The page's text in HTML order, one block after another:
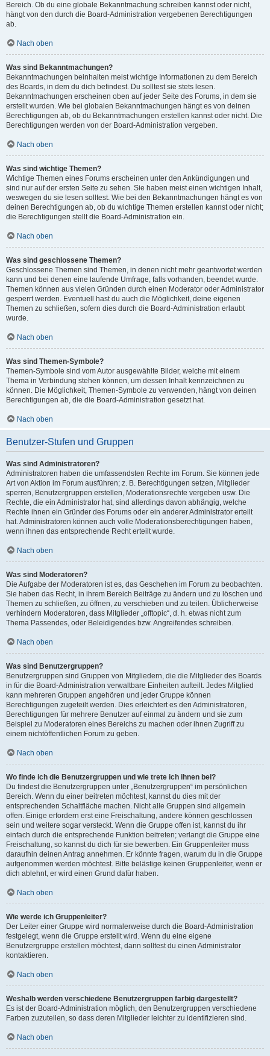
Bereich. Ob du eine globale Bekanntmachung schreiben kannst oder nicht,
hängt von den durch die Board-Administration vergebenen Berechtigungen
ab.
Nach oben
Was sind Bekanntmachungen?
Bekanntmachungen beinhalten meist wichtige Informationen zu dem Bereich
des Boards, in dem du dich befindest. Du solltest sie stets lesen.
Bekanntmachungen erscheinen oben auf jeder Seite des Forums, in dem sie
erstellt wurden. Wie bei globalen Bekanntmachungen hängt es von deinen
Berechtigungen ab, ob du Bekanntmachungen erstellen kannst oder nicht. Die
Berechtigungen werden von der Board-Administration vergeben.
Nach oben
Was sind wichtige Themen?
Wichtige Themen eines Forums erscheinen unter den Ankündigungen und
sind nur auf der ersten Seite zu sehen. Sie haben meist einen wichtigen Inhalt,
weswegen du sie lesen solltest. Wie bei den Bekanntmachungen hängt es von
deinen Berechtigungen ab, ob du wichtige Themen erstellen kannst oder nicht;
die Berechtigungen stellt die Board-Administration ein.
Nach oben
Was sind geschlossene Themen?
Geschlossene Themen sind Themen, in denen nicht mehr geantwortet werden
kann und bei denen eine laufende Umfrage, falls vorhanden, beendet wurde.
Themen können aus vielen Gründen durch einen Moderator oder Administrator
gesperrt werden. Eventuell hast du auch die Möglichkeit, deine eigenen
Themen zu schließen, sofern dies durch die Board-Administration erlaubt
wurde.
Nach oben
Was sind Themen-Symbole?
Themen-Symbole sind vom Autor ausgewählte Bilder, welche mit einem
Thema in Verbindung stehen können, um dessen Inhalt kennzeichnen zu
können. Die Möglichkeit, Themen-Symbole zu verwenden, hängt von deinen
Berechtigungen ab, die die Board-Administration gesetzt hat.
Nach oben
Benutzer-Stufen und Gruppen
Was sind Administratoren?
Administratoren haben die umfassendsten Rechte im Forum. Sie können jede
Art von Aktion im Forum ausführen; z. B. Berechtigungen setzen, Mitglieder
sperren, Benutzergruppen erstellen, Moderationsrechte vergeben usw. Die
Rechte, die ein Administrator hat, sind allerdings davon abhängig, welche
Rechte ihnen ein Gründer des Forums oder ein anderer Administrator erteilt
hat. Administratoren können auch volle Moderationsberechtigungen haben,
wenn ihnen das entsprechende Recht erteilt wurde.
Nach oben
Was sind Moderatoren?
Die Aufgabe der Moderatoren ist es, das Geschehen im Forum zu beobachten.
Sie haben das Recht, in ihrem Bereich Beiträge zu ändern und zu löschen und
Themen zu schließen, zu öffnen, zu verschieben und zu teilen. Üblicherweise
verhindern Moderatoren, dass Mitglieder „offtopic“, d. h. etwas nicht zum
Thema Passendes, oder Beleidigendes bzw. Angreifendes schreiben.
Nach oben
Was sind Benutzergruppen?
Benutzergruppen sind Gruppen von Mitgliedern, die die Mitglieder des Boards
in für die Board-Administration verwaltbare Einheiten aufteilt. Jedes Mitglied
kann mehreren Gruppen angehören und jeder Gruppe können
Berechtigungen zugeteilt werden. Dies erleichtert es den Administratoren,
Berechtigungen für mehrere Benutzer auf einmal zu ändern und sie zum
Beispiel zu Moderatoren eines Bereichs zu machen oder ihnen Zugriff zu
einem nichtöffentlichen Forum zu geben.
Nach oben
Wo finde ich die Benutzergruppen und wie trete ich ihnen bei?
Du findest die Benutzergruppen unter „Benutzergruppen“ im persönlichen
Bereich. Wenn du einer beitreten möchtest, kannst du dies mit der
entsprechenden Schaltfläche machen. Nicht alle Gruppen sind allgemein
offen. Einige erfordern erst eine Freischaltung, andere können geschlossen
sein und weitere sogar versteckt. Wenn die Gruppe offen ist, kannst du ihr
einfach durch die entsprechende Funktion beitreten; verlangt die Gruppe eine
Freischaltung, so kannst du dich für sie bewerben. Ein Gruppenleiter muss
daraufhin deinen Antrag annehmen. Er könnte fragen, warum du in die Gruppe
aufgenommen werden möchtest. Bitte belästige keinen Gruppenleiter, wenn er
dich ablehnt, er wird einen Grund dafür haben.
Nach oben
Wie werde ich Gruppenleiter?
Der Leiter einer Gruppe wird normalerweise durch die Board-Administration
festgelegt, wenn die Gruppe erstellt wird. Wenn du eine eigene
Benutzergruppe erstellen möchtest, dann solltest du einen Administrator
kontaktieren.
Nach oben
Weshalb werden verschiedene Benutzergruppen farbig dargestellt?
Es ist der Board-Administration möglich, den Benutzergruppen verschiedene
Farben zuzuteilen, so dass deren Mitglieder leichter zu identifizieren sind.
Nach oben